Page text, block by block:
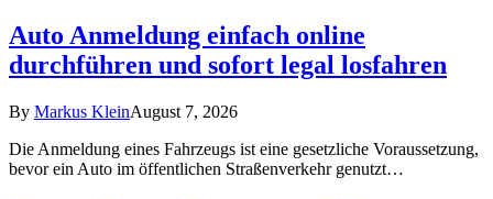
Auto Anmeldung einfach online
durchführen und sofort legal losfahren
By Markus KleinAugust 7, 2026
Die Anmeldung eines Fahrzeugs ist eine gesetzliche Voraussetzung,
bevor ein Auto im öffentlichen Straßenverkehr genutzt…